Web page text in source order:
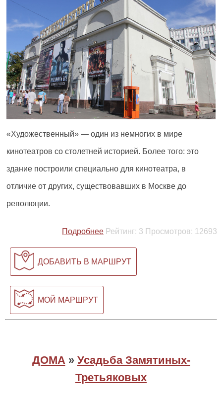
«Художественный» — один из немногих в мире
кинотеатров со столетней историей. Более того: это
здание построили специально для кинотеатра, в
отличие от других, существовавших в Москве до
революции.
Подробнее Рейтинг: 3 Просмотров: 12693
ДОБАВИТЬ В МАРШРУТ
МОЙ МАРШРУТ
ДОМА » Усадьба Замятиных-
Третьяковых